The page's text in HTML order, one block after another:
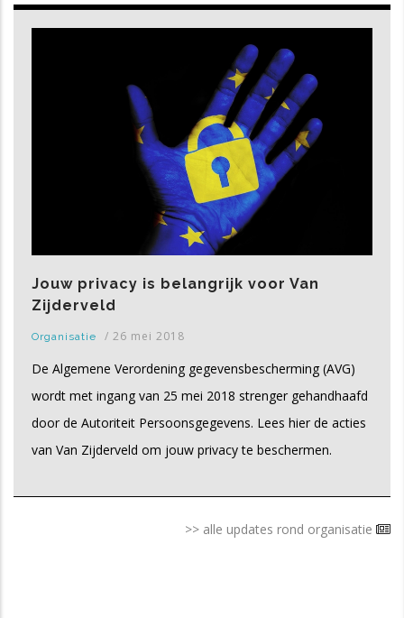
Jouw privacy is belangrijk voor Van
Zijderveld
Organisatie / 26 mei 2018
De Algemene Verordening gegevensbescherming (AVG)
wordt met ingang van 25 mei 2018 strenger gehandhaafd
door de Autoriteit Persoonsgegevens. Lees hier de acties
van Van Zijderveld om jouw privacy te beschermen.
>> alle updates rond organisatie